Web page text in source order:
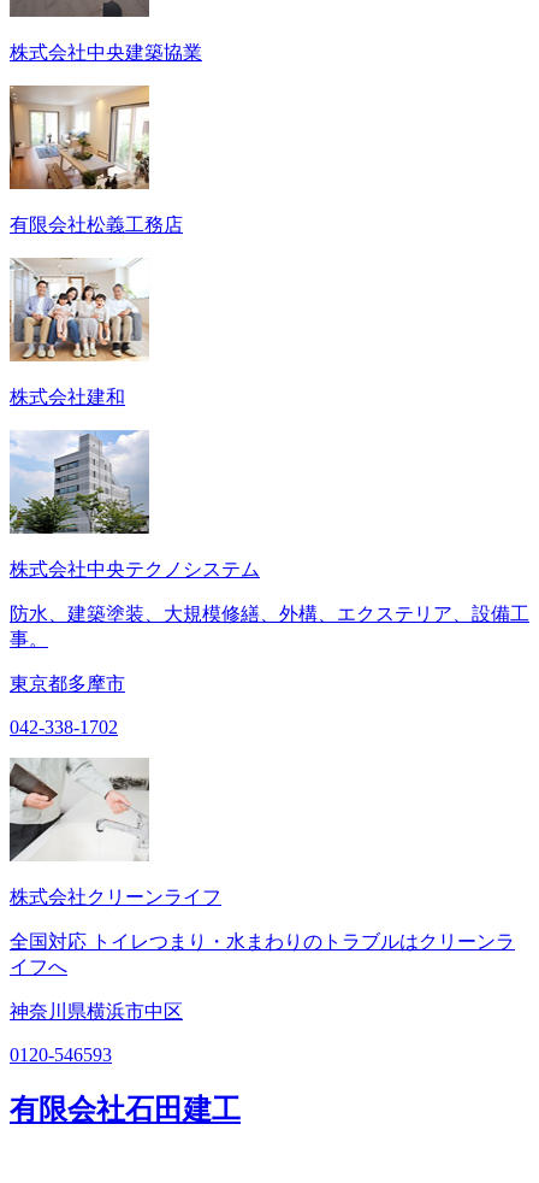
株式会社中央建築協業
有限会社松義工務店
株式会社建和
株式会社中央テクノシステム
防水、建築塗装、大規模修繕、外構、エクステリア、設備工
事。
東京都多摩市
042-338-1702
株式会社クリーンライフ
全国対応 トイレつまり・水まわりのトラブルはクリーンラ
イフへ
神奈川県横浜市中区
0120-546593
有限会社石田建工